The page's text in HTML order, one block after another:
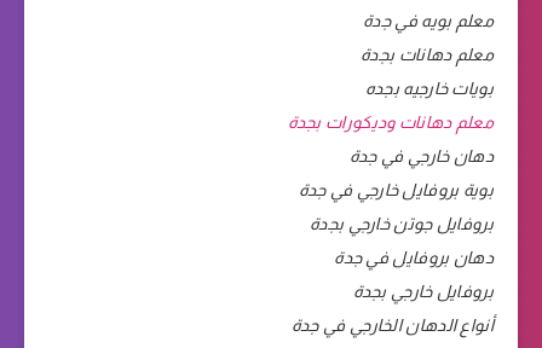
معلم بويه في جدة
معلم دهانات بجدة
بويات خارجيه بجده
معلم دهانات وديكورات بجدة
دهان خارجي في جدة
بوية بروفايل خارجي في جدة
بروفايل جوتن خارجي بجدة
دهان بروفايل في جدة
بروفايل خارجي بجدة
أنواع الدهان الخارجي في جدة